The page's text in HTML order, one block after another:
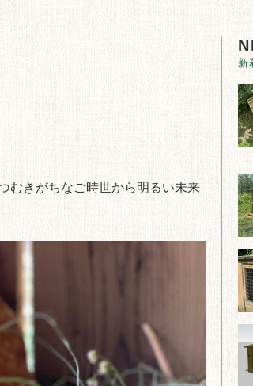
むきがちなご時世から明るい未来
新